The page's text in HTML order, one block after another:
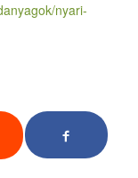
nyari-